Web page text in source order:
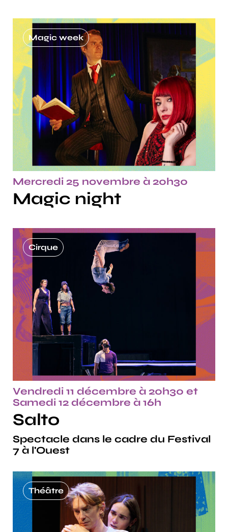
Magic week
Mercredi 25 novembre à 20h30
Magic night
Cirque
Vendredi 11 décembre à 20h30 et
Samedi 12 décembre à 16h
Salto
Spectacle dans le cadre du Festival
7 à l'Ouest
Théâtre